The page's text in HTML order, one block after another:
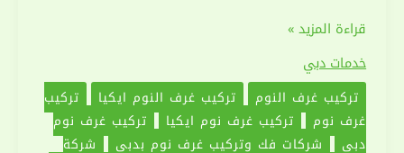
فك
وتركيب
غرف
نوم
في
دبي
قراءة المزيد »
خدمات دبي
تركيب غرف النوم تركيب غرف النوم ايكيا
تركيب
غرف نوم
تركيب غرف نوم ايكيا
تركيب غرف نوم
دبي
شركات فك وتركيب غرف نوم بدبي
شركة